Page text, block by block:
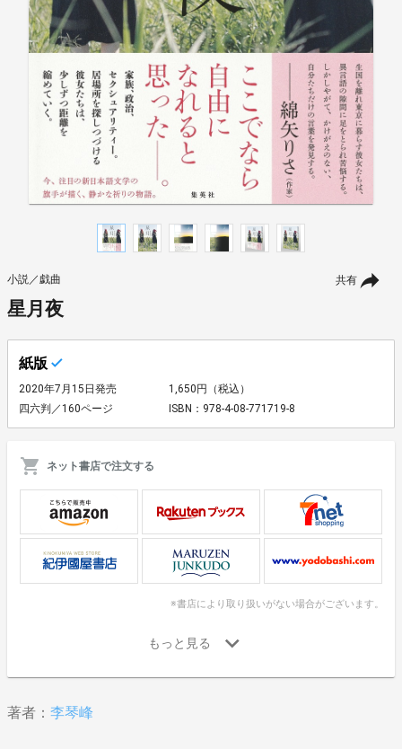
共有
小説／戯曲
星月夜
紙版
2020年7月15日発売
1,650円（税込）
四六判／160ページ
ISBN：978-4-08-771719-8
ネット書店で注文する
※書店により取り扱いがない場合がございます。
著者： 李琴峰